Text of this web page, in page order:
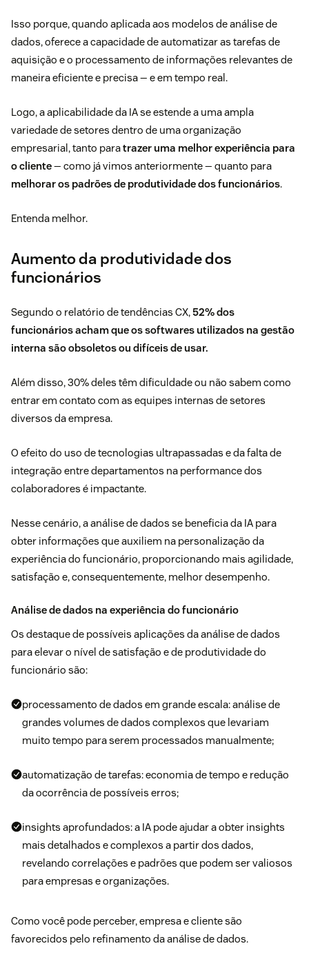
Isso porque, quando aplicada aos modelos de análise de
dados, oferece a capacidade de automatizar as tarefas de
aquisição e o processamento de informações relevantes de
maneira eficiente e precisa — e em tempo real.
Logo, a aplicabilidade da IA se estende a uma ampla
variedade de setores dentro de uma organização
empresarial, tanto paratrazer uma melhor experiência para
o cliente— como já vimos anteriormente — quanto para
melhorar os padrões de produtividade dos funcionários.
Entenda melhor.
Aumento da produtividade dos
funcionários
Segundo o relatório de tendências CX, 52% dos
funcionários acham que os softwares utilizados na gestão
interna são obsoletos ou difíceis de usar.
Além disso, 30% deles têm dificuldade ou não sabem como
entrar em contato com as equipes internas de setores
diversos da empresa.
O efeito do uso de tecnologias ultrapassadas e da falta de
integração entre departamentos na performance dos
colaboradores é impactante.
Nesse cenário, a análise de dados se beneficia da IA para
obter informações que auxiliem na personalização da
experiência do funcionário, proporcionando mais agilidade,
satisfação e, consequentemente, melhor desempenho.
Análise de dados na experiência do funcionário
Os destaque de possíveis aplicações da análise de dados
para elevar o nível de satisfação e de produtividade do
funcionário são:
processamento de dados em grande escala: análise de
grandes volumes de dados complexos que levariam
muito tempo para serem processados manualmente;
automatização de tarefas: economia de tempo e redução
da ocorrência de possíveis erros;
insights aprofundados: a IA pode ajudar a obter insights
mais detalhados e complexos a partir dos dados,
revelando correlações e padrões que podem ser valiosos
para empresas e organizações.
Como você pode perceber, empresa e cliente são
favorecidos pelo refinamento da análise de dados.